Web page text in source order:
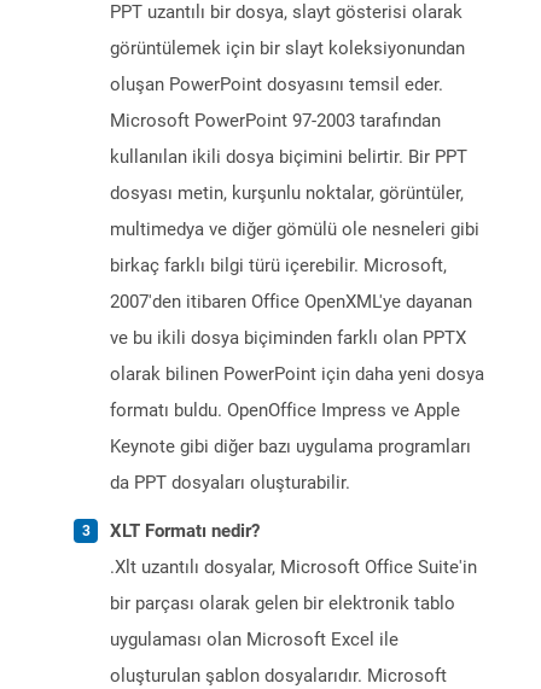
PPT uzantılı bir dosya, slayt gösterisi olarak
görüntülemek için bir slayt koleksiyonundan
oluşan PowerPoint dosyasını temsil eder.
Microsoft PowerPoint 97-2003 tarafından
kullanılan ikili dosya biçimini belirtir. Bir PPT
dosyası metin, kurşunlu noktalar, görüntüler,
multimedya ve diğer gömülü ole nesneleri gibi
birkaç farklı bilgi türü içerebilir. Microsoft,
2007'den itibaren Office OpenXML'ye dayanan
ve bu ikili dosya biçiminden farklı olan PPTX
olarak bilinen PowerPoint için daha yeni dosya
formatı buldu. OpenOffice Impress ve Apple
Keynote gibi diğer bazı uygulama programları
da PPT dosyaları oluşturabilir.
XLT Formatı nedir?
.Xlt uzantılı dosyalar, Microsoft Office Suite'in
bir parçası olarak gelen bir elektronik tablo
uygulaması olan Microsoft Excel ile
oluşturulan şablon dosyalarıdır. Microsoft